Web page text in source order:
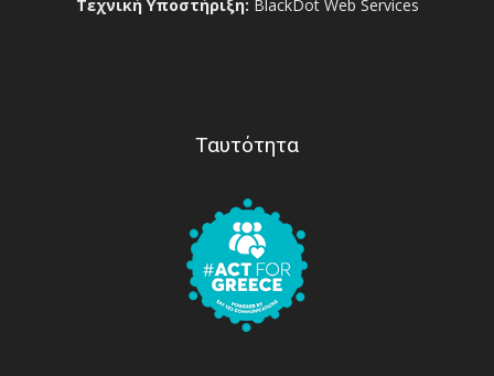
Τεχνική Υποστήριξη: BlackDot Web Services
Ταυτότητα